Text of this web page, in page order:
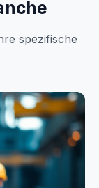
spezifische